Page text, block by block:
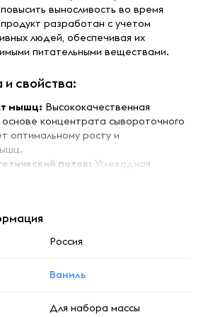
выносливость во время
разработан с учетом
людей, обеспечивая их
питательными веществами.
свойства:
мышц: Высококачественная
концентрата сывороточного
оптимальному росту и
поток: Углеводная
и молотые зерна овса,
лучшему усвоению
Россия
Ваниль
Для набора массы